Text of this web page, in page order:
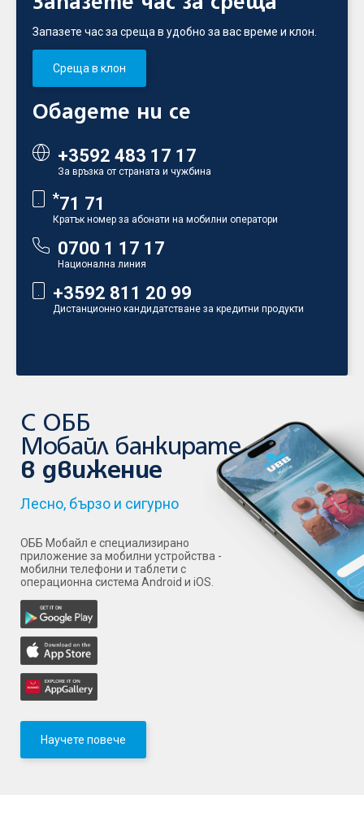
Запазете час за среща в удобно за вас време и клон.
Среща в клон
Обадете ни се
+3592 483 17 17
За връзка от страната и чужбина
*71 71
Кратък номер за абонати на мобилни оператори
0700 1 17 17
Национална линия
+3592 811 20 99
Дистанционно кандидатстване за кредитни продукти
С ОББ
Мобайл банкирате
в движение
Лесно, бързо и сигурно
ОББ Мобайл е специализирано
приложение за мобилни устройства -
мобилни телефони и таблети с
операционна система Android и iOS.
Научете повече